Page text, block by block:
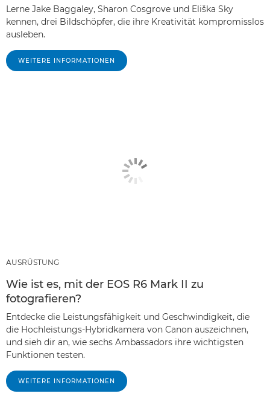
Lerne Jake Baggaley, Sharon Cosgrove und Eliška Sky
kennen, drei Bildschöpfer, die ihre Kreativität kompromisslos
ausleben.
WEITERE INFORMATIONEN
AUSRÜSTUNG
Wie ist es, mit der EOS R6 Mark II zu
fotografieren?
Entdecke die Leistungsfähigkeit und Geschwindigkeit, die
die Hochleistungs-Hybridkamera von Canon auszeichnen,
und sieh dir an, wie sechs Ambassadors ihre wichtigsten
Funktionen testen.
WEITERE INFORMATIONEN